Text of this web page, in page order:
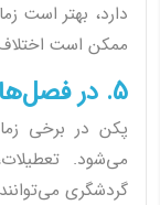
دارد، بهتر است
ممکن است
5. در فصل‌های پرترافیک زودتر اقدام کنید
پکن در برخی
می‌شود.
گردشگری